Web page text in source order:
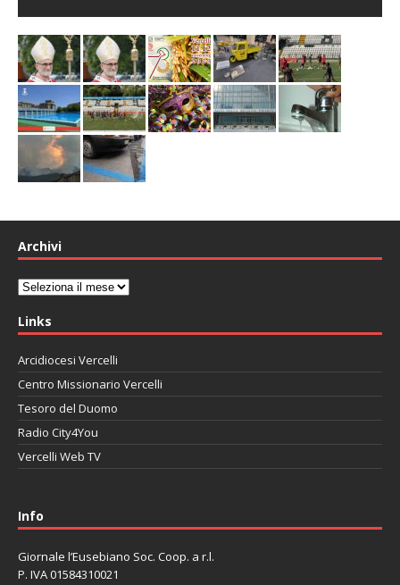
Archivi
Archivi
Links
Arcidiocesi Vercelli
Centro Missionario Vercelli
Tesoro del Duomo
Radio City4You
Vercelli Web TV
Info
Giornale l’Eusebiano Soc. Coop. a r.l.
P. IVA 01584310021